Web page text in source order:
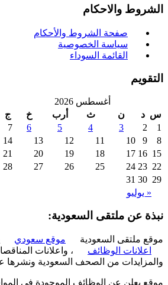
والاحكام
صفحة الشروط والأحكام
سياسة الخصوصية
القائمة السوداء
أغسطس 2026
د
ن
ج
7
10
16
17
23
24
30
31
يوليو
عن ملتقى السعودية:
ملتقى السعودية موقع سعودي
الوظائف
، واعلانات المناقصات
من الصحف السعودية ونشرها على
يعلن عن الوظائف الموجودة في المواقع